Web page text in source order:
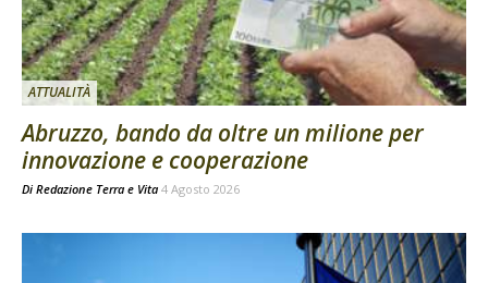
ATTUALITÀ
Abruzzo, bando da oltre un milione per
innovazione e cooperazione
Di Redazione Terra e Vita 4 Agosto 2026